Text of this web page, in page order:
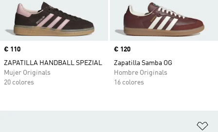
Precio
€ 110
ZAPATILLA HANDBALL SPEZIAL
Mujer Originals
20 colores
Precio
€ 120
Zapatilla Samba OG
Hombre Originals
16 colores